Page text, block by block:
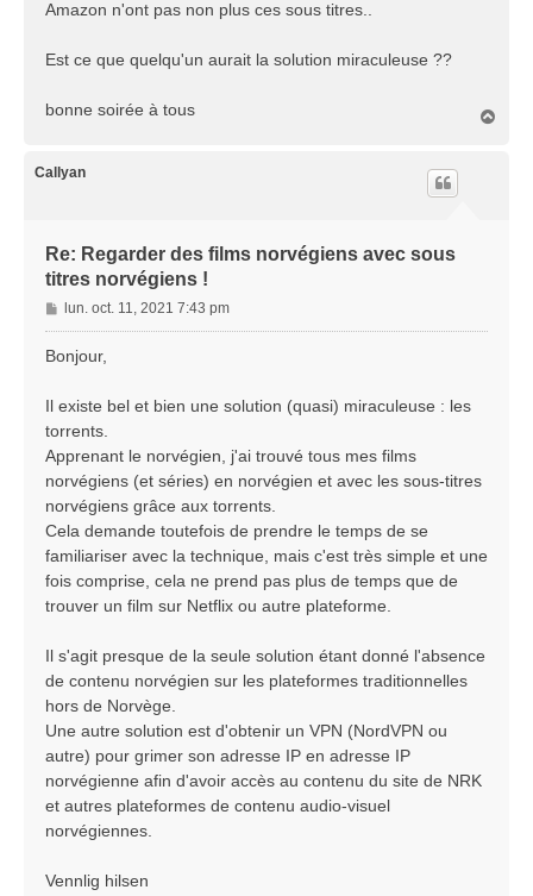
Amazon n'ont pas non plus ces sous titres..
Est ce que quelqu'un aurait la solution miraculeuse ??
bonne soirée à tous
Callyan
Re: Regarder des films norvégiens avec sous
titres norvégiens !
M
e
g
e
lun. oct. 11, 2021 7:43 pm
Bonjour,
Il existe bel et bien une solution (quasi) miraculeuse : les
torrents.
Apprenant le norvégien, j'ai trouvé tous mes films
norvégiens (et séries) en norvégien et avec les sous-titres
norvégiens grâce aux torrents.
Cela demande toutefois de prendre le temps de se
familiariser avec la technique, mais c'est très simple et une
fois comprise, cela ne prend pas plus de temps que de
trouver un film sur Netflix ou autre plateforme.
Il s'agit presque de la seule solution étant donné l'absence
de contenu norvégien sur les plateformes traditionnelles
hors de Norvège.
Une autre solution est d'obtenir un VPN (NordVPN ou
autre) pour grimer son adresse IP en adresse IP
norvégienne afin d'avoir accès au contenu du site de NRK
et autres plateformes de contenu audio-visuel
norvégiennes.
Vennlig hilsen